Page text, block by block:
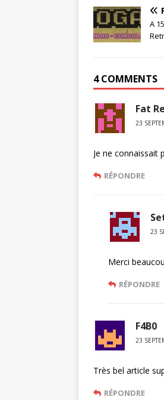
A
4 COMMENTS
Fat
23
Je ne connaissait
RÉPONDRE
23
Merci
RÉPONDRE
F4B0
23
Très bel article
RÉPONDRE